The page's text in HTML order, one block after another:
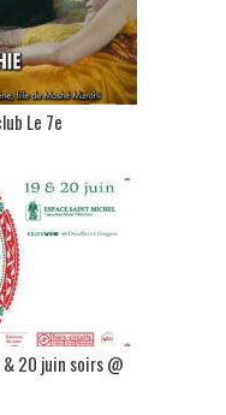
Le 7e
20 juin soirs @